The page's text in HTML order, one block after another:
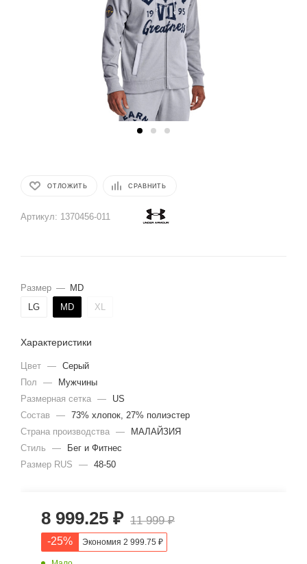
ОТЛОЖИТЬ СРАВНИТЬ
Артикул: 1370456-011
Размер — MD
LG
MD XL
Характеристики
Цвет — Серый
Пол
—
Мужчины
Размерная сетка —
US
Состав
— 73% хлопок, 27% полиэстер
Страна производства —
МАЛАЙЗИЯ
Стиль
—
Бег и Фитнес
Размер RUS
— 48-50
8 999.25 ₽ 11 999₽
-25% Экономия 2 999.75 ₽